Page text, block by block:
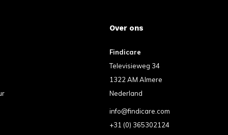
Over ons
Findicare
Televisieweg 34
1322 AM Almere
Nederland
info@findicare.com
+31 (0) 365302124